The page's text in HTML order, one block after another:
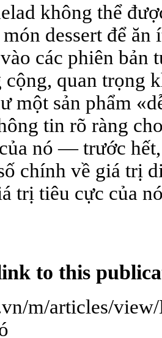
không thể
dessert để ăn
các phiên bản
cộng, quan trọng
một sản phẩm
tin rõ ràng
nó — trước
chính về giá trị
trị tiêu cực của
to this
m/articles/